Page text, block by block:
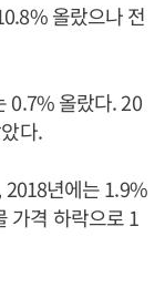
올랐으나 전
0.7% 올랐다. 20
다.
년에는 1.9%
가격 하락으로 1